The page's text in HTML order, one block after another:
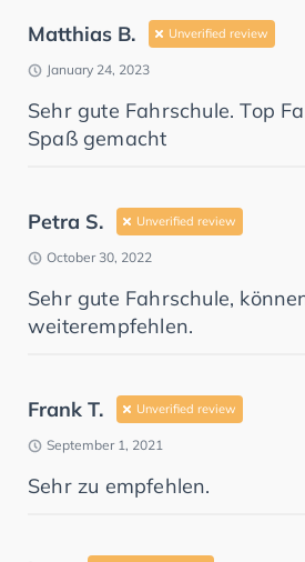
Matthias B. Unverified review
January 24, 2023
Sehr gute Fahrschule. Top
Spaß gemacht
Petra S. Unverified review
October 30, 2022
Sehr gute Fahrschule,
weiterempfehlen.
Frank T. Unverified review
September 1, 2021
Sehr zu empfehlen.